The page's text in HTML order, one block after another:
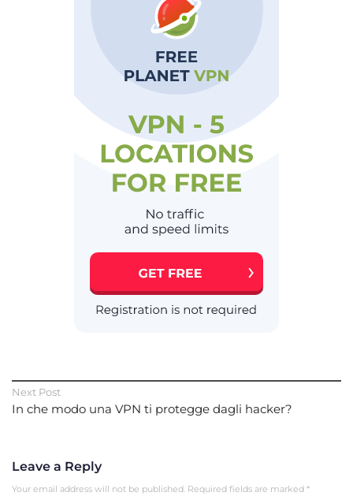
Next Post
In che modo una VPN ti protegge dagli hacker?
Leave a Reply
Your email address will not be published. Required fields are marked *